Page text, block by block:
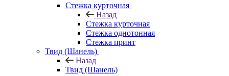
Стежка курточная
Назад
Стежка курточная
Стежка однотонная
Стежка принт
Твид (Шанель)
Назад
Твид (Шанель)